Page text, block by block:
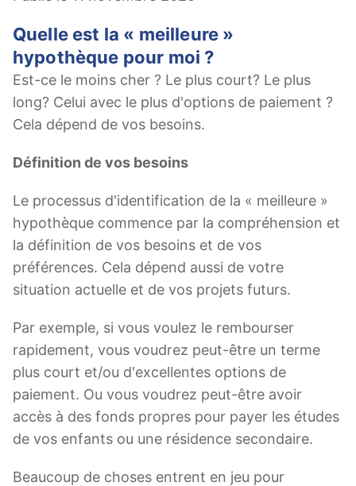
Quelle est la « meilleure »
hypothèque pour moi ?
Est-ce le moins cher ? Le plus court? Le plus
long? Celui avec le plus d'options de paiement ?
Cela dépend de vos besoins.
Définition de vos besoins
Le processus d'identification de la « meilleure »
hypothèque commence par la compréhension et
la définition de vos besoins et de vos
préférences. Cela dépend aussi de votre
situation actuelle et de vos projets futurs.
Par exemple, si vous voulez le rembourser
rapidement, vous voudrez peut-être un terme
plus court et/ou d'excellentes options de
paiement. Ou vous voudrez peut-être avoir
accès à des fonds propres pour payer les études
de vos enfants ou une résidence secondaire.
Beaucoup de choses entrent en jeu pour